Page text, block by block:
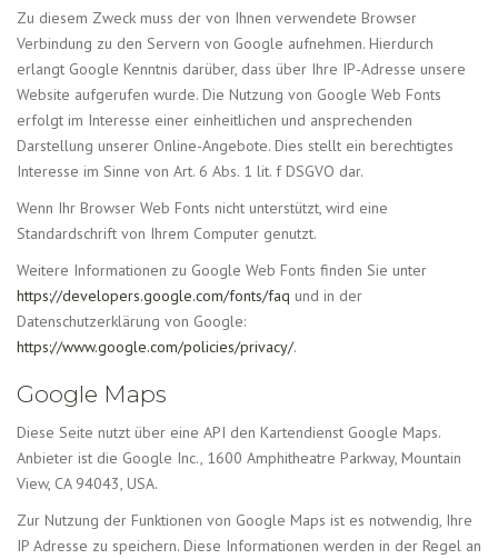
Zu diesem Zweck muss der von Ihnen verwendete Browser
Verbindung zu den Servern von Google aufnehmen. Hierdurch
erlangt Google Kenntnis darüber, dass über Ihre IP-Adresse unsere
Website aufgerufen wurde. Die Nutzung von Google Web Fonts
erfolgt im Interesse einer einheitlichen und ansprechenden
Darstellung unserer Online-Angebote. Dies stellt ein berechtigtes
Interesse im Sinne von Art. 6 Abs. 1 lit. f DSGVO dar.
Wenn Ihr Browser Web Fonts nicht unterstützt, wird eine
Standardschrift von Ihrem Computer genutzt.
Weitere Informationen zu Google Web Fonts finden Sie unter
https://developers.google.com/fonts/faq und in der
Datenschutzerklärung von Google:
https://www.google.com/policies/privacy/.
Google Maps
Diese Seite nutzt über eine API den Kartendienst Google Maps.
Anbieter ist die Google Inc., 1600 Amphitheatre Parkway, Mountain
View, CA 94043, USA.
Zur Nutzung der Funktionen von Google Maps ist es notwendig, Ihre
IP Adresse zu speichern. Diese Informationen werden in der Regel an